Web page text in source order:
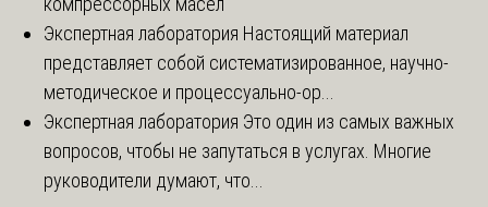
Экспертная лаборатория Настоящий материал
представляет собой систематизированное, научно-
методическое и процессуально-ор...
Экспертная лаборатория Это один из самых важных
вопросов, чтобы не запутаться в услугах. Многие
руководители думают, что...